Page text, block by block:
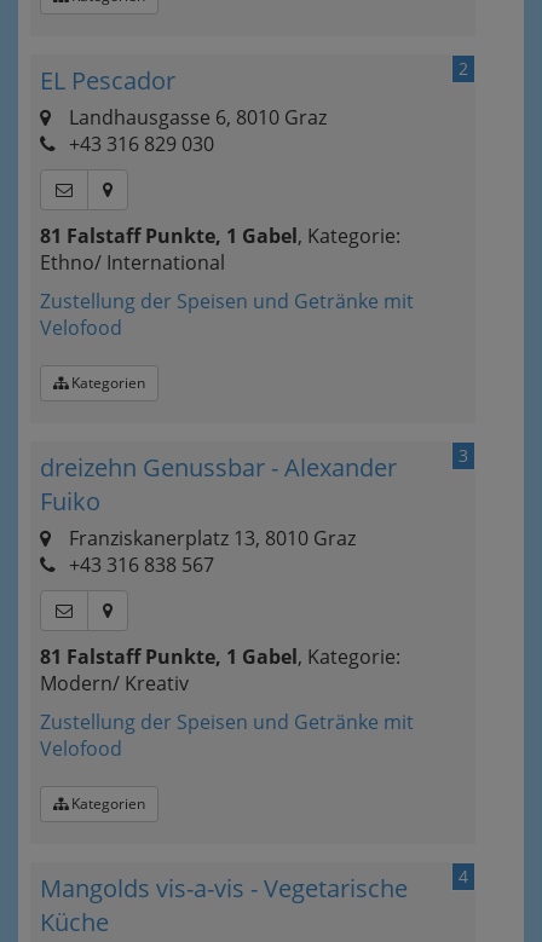
2
EL Pescador
Landhausgasse 6, 8010 Graz
+43 316 829 030
81 Falstaff Punkte, 1 Gabel, Kategorie:
Ethno/ International
Zustellung der Speisen und Getränke mit
Velofood
Kategorien
3
dreizehn Genussbar - Alexander
Fuiko
Franziskanerplatz 13, 8010 Graz
+43 316 838 567
81 Falstaff Punkte, 1 Gabel, Kategorie:
Modern/ Kreativ
Zustellung der Speisen und Getränke mit
Velofood
Kategorien
4
Mangolds vis-a-vis - Vegetarische
Küche